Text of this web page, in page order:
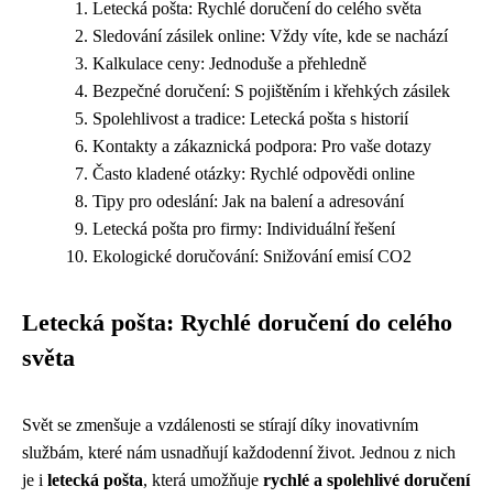
Letecká pošta: Rychlé doručení do celého světa
Sledování zásilek online: Vždy víte, kde se nachází
Kalkulace ceny: Jednoduše a přehledně
Bezpečné doručení: S pojištěním i křehkých zásilek
Spolehlivost a tradice: Letecká pošta s historií
Kontakty a zákaznická podpora: Pro vaše dotazy
Často kladené otázky: Rychlé odpovědi online
Tipy pro odeslání: Jak na balení a adresování
Letecká pošta pro firmy: Individuální řešení
Ekologické doručování: Snižování emisí CO2
Letecká pošta: Rychlé doručení do celého
světa
Svět se zmenšuje a vzdálenosti se stírají díky inovativním
službám, které nám usnadňují každodenní život. Jednou z nich
je i letecká pošta, která umožňuje rychlé a spolehlivé doručení